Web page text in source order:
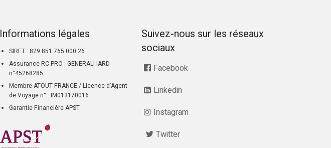
Informations légales
SIRET : 829 851 765 000 26
Assurance RC PRO : GENERALI IARD
n°45268285
Membre ATOUT FRANCE / Licence d’Agent
de Voyage n° : IM013170016
Garantie Financière APST
Suivez-nous sur les réseaux
sociaux
Facebook
Linkedin
Instagram
Twitter